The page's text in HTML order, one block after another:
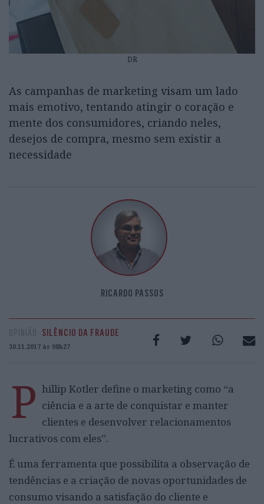
DR
As campanhas de marketing visam um lado
mais emotivo, tentando atingir o coração e
mente dos consumidores, criando neles,
desejos de compra, mesmo sem existir a
necessidade
RICARDO PASSOS
OPINIÃO SILÊNCIO DA FRAUDE
30.11.2017 às 08h27
P hillip Kotler define o marketing como “a
ciência e a arte de conquistar e manter
clientes e desenvolver relacionamentos
lucrativos com eles”.
É uma ferramenta que possibilita a observação de
tendências e a criação de novas oportunidades de
consumo visando a satisfação do cliente e